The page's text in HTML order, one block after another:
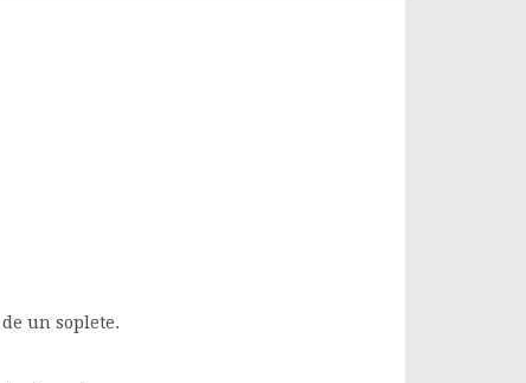
un soplete.